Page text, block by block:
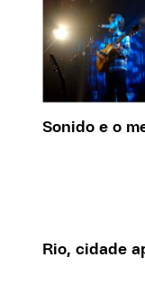
Sonido e o
Rio, cidade